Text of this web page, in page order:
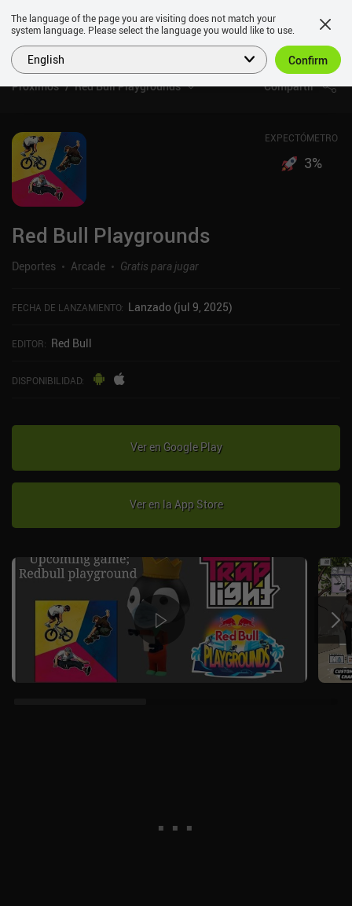
Próximos Red Bull Playgrounds Compartir
Red Bull Playgrounds
Deportes Arcade Gratis para jugar
FECHA DE LANZAMIENTO: Lanzado (jul 9, 2025)
EDITOR: Red Bull
DISPONIBILIDAD:
EXPECTÓMETRO
3%
Ver en Google Play
Ver en la App Store
The language of the page you are visiting does not match your
system language. Please select the language you would like to use.
English Confirm